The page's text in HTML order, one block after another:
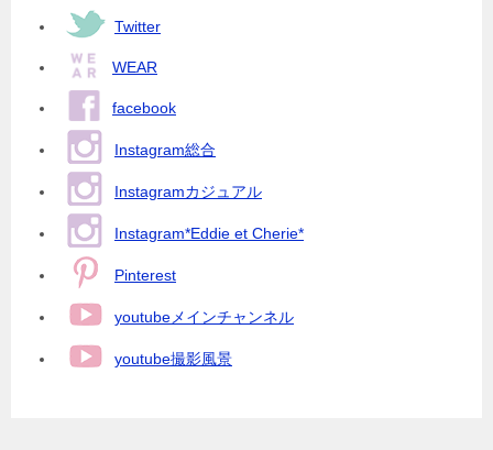
Twitter
WEAR
facebook
Instagram総合
Instagramカジュアル
Instagram*Eddie et Cherie*
Pinterest
youtubeメインチャンネル
youtube撮影風景